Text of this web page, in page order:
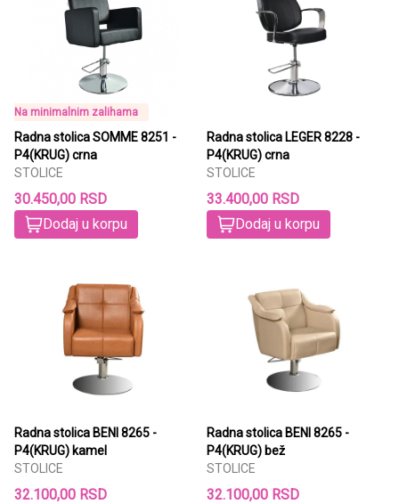
Na minimalnim zalihama
Radna stolica SOMME 8251 -
P4(KRUG) crna
STOLICE
30.450,00 RSD
Dodaj u korpu
Radna stolica LEGER 8228 -
P4(KRUG) crna
STOLICE
33.400,00 RSD
Dodaj u korpu
Radna stolica BENI 8265 -
P4(KRUG) kamel
STOLICE
32.100,00 RSD
Radna stolica BENI 8265 -
P4(KRUG) bež
STOLICE
32.100,00 RSD